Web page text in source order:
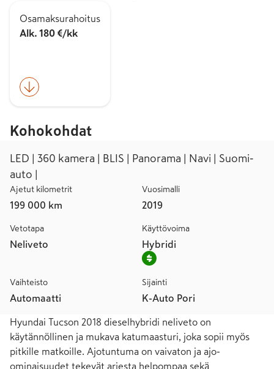
Osamaksurahoitus
Alk. 180 €/kk
Kohokohdat
LED | 360 kamera | BLIS | Panorama | Navi | Suomi-
auto |
Ajetut kilometrit
199 000 km
Vuosimalli
2019
Vetotapa
Neliveto
Käyttövoima
Hybridi
Vaihteisto
Automaatti
Sijainti
K-Auto Pori
Hyundai Tucson 2018 dieselhybridi neliveto on
käytännöllinen ja mukava katumaasturi, joka sopii myös
pitkille matkoille. Ajotuntuma on vaivaton ja ajo-
ominaisuudet tekevät arjesta helpompaa sekä